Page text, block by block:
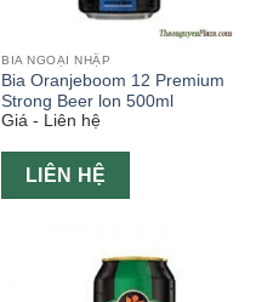
BIA NGOẠI NHẬP
Bia Oranjeboom 12 Premium
Strong Beer lon 500ml
Giá - Liên hệ
LIÊN HỆ